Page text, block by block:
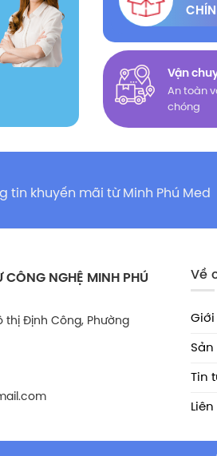
Vận
An toàn
chóng
tin khuyến mãi từ Minh Phú Med
NGHỆ MINH PHÚ
thị Định Công, Phường
Về
Giới
Tin